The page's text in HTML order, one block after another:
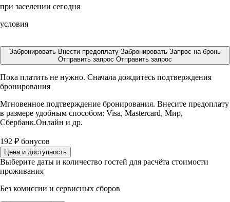
при заселении сегодня
условия
Забронировать Внести предоплату Забронировать Запрос на бронь
Отправить запрос Отправить запрос
Пока платить не нужно. Сначала дождитесь подтверждения
бронирования
Мгновенное подтверждение бронирования. Внесите предоплату
в размере удобным способом: Visa, Mastercard, Мир,
Сбербанк.Онлайн и др.
192 ₽ бонусов
Цена и доступность
Выберите даты и количество гостей для расчёта стоимости
проживания
Без комиссии и сервисных сборов